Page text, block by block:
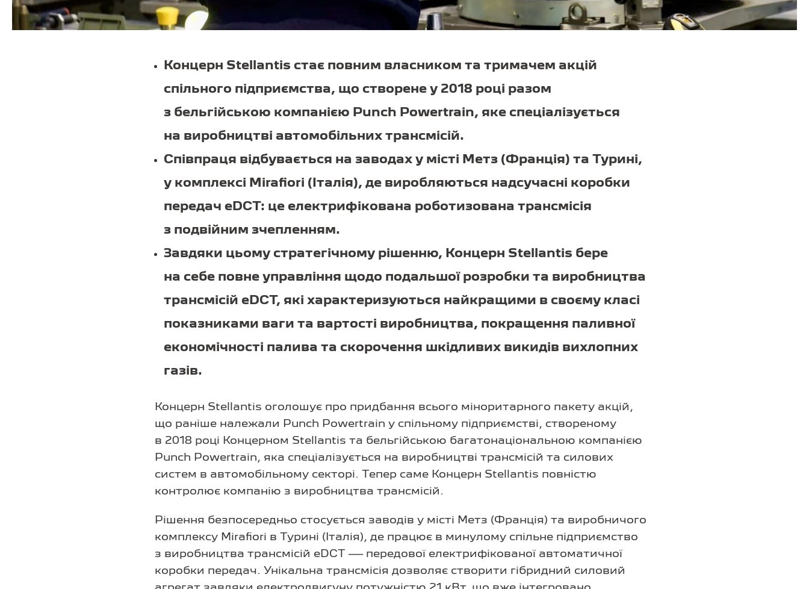
Концерн Stellantis стає повним власником та тримачем акцій
спільного підприємства, що створене у 2018 році разом
з бельгійською компанією Punch Powertrain, яке спеціалізується
на виробництві автомобільних трансмісій.
Співпраця відбувається на заводах у місті Метз (Франція) та Турині,
у комплексі Mirafiori (Італія), де виробляються надсучасні коробки
передач eDCT: це електрифікована роботизована трансмісія
з подвійним зчепленням.
Завдяки цьому стратегічному рішенню, Концерн Stellantis бере
на себе повне управління щодо подальшої розробки та виробництва
трансмісій eDCT, які характеризуються найкращими в своєму класі
показниками ваги та вартості виробництва, покращення паливної
економічності палива та скорочення шкідливих викидів вихлопних
газів.
Концерн Stellantis оголошує про придбання всього міноритарного пакету акцій,
що раніше належали Punch Powertrain у спільному підприємстві, створеному
в 2018 році Концерном Stellantis та бельгійською багатонаціональною компанією
Punch Powertrain, яка спеціалізується на виробництві трансмісій та силових
систем в автомобільному секторі. Тепер саме Концерн Stellantis повністю
контролює компанію з виробництва трансмісій.
Рішення безпосередньо стосується заводів у місті Метз (Франція) та виробничого
комплексу Mirafiori в Турині (Італія), де працює в минулому спільне підприємство
з виробництва трансмісій eDCT — передової електрифікованої автоматичної
коробки передач. Унікальна трансмісія дозволяє створити гібридний силовий